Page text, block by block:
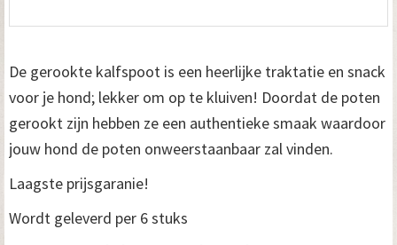
De gerookte kalfspoot is een heerlijke traktatie en snack
voor je hond; lekker om op te kluiven! Doordat de poten
gerookt zijn hebben ze een authentieke smaak waardoor
jouw hond de poten onweerstaanbaar zal vinden.
Laagste prijsgaranie!
Wordt geleverd per 6 stuks